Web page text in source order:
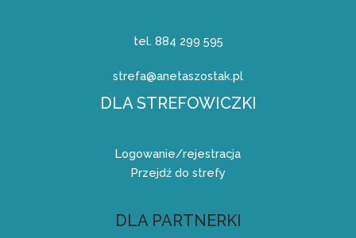
tel. 884 299 595
strefa@anetaszostak.pl
DLA STREFOWICZKI
Logowanie/rejestracja
Przejdź do strefy
DLA PARTNERKI